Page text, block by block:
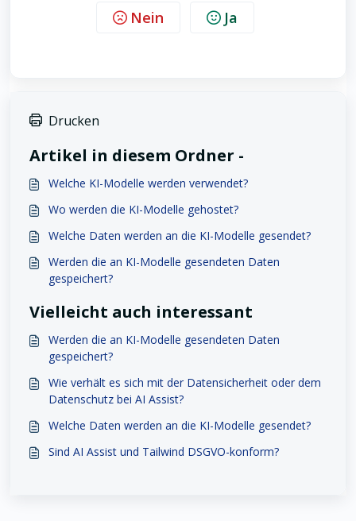
Nein Ja
Drucken
Artikel in diesem Ordner -
Welche KI-Modelle werden verwendet?
Wo werden die KI-Modelle gehostet?
Welche Daten werden an die KI-Modelle gesendet?
Werden die an KI-Modelle gesendeten Daten
gespeichert?
Vielleicht auch interessant
Werden die an KI-Modelle gesendeten Daten
gespeichert?
Wie verhält es sich mit der Datensicherheit oder dem
Datenschutz bei AI Assist?
Welche Daten werden an die KI-Modelle gesendet?
Sind AI Assist und Tailwind DSGVO-konform?